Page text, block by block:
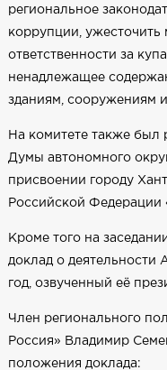
региональное
коррупции,
ответственности за
ненадлежащее
зданиям, сооружениям
На комитете также был
Думы автономного
присвоении городу
Российской Федерации
Кроме того на
доклад о деятельности
год, озвученный её
Член регионального
Россия» Владимир
положения доклада: